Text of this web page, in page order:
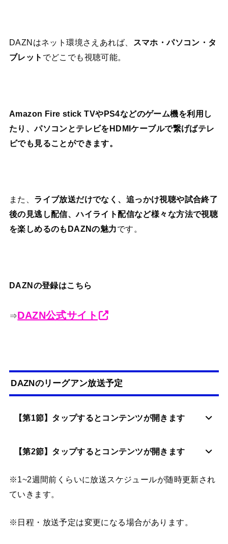
DAZNはネット環境さえあれば、
スマホ・パソコン・タ
ブレット でどこでも視聴可能。
Amazon Fire stick TVやPS4などのゲーム機を利用し
たり、パソコンとテレビをHDMIケーブルで繋げばテレ
ビでも見ることができます。
また、 ライブ放送だけでなく、追っかけ視聴や試合終了
後の見逃し配信、ハイライト配信など様々な方法で視聴
を楽しめるのもDAZNの魅力です。
DAZNの登録はこちら
⇒DAZN公式サイト
DAZNのリーグアン放送予定
【第1節】タップするとコンテンツが開きます
【第2節】タップするとコンテンツが開きます
※1~2週間前くらいに放送スケジュールが随時更新され
ていきます。
※日程・放送予定は変更になる場合があります。